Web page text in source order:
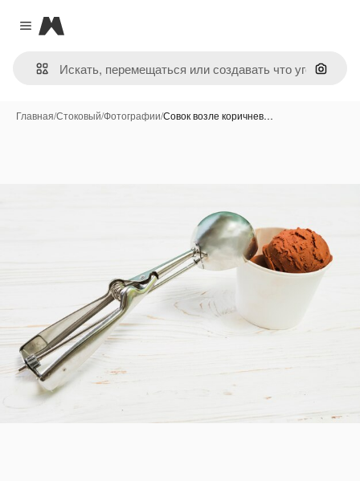
Close menu
Magnific
Поиск
Главная/Стоковый/Фотографии/Совок возле коричнев…